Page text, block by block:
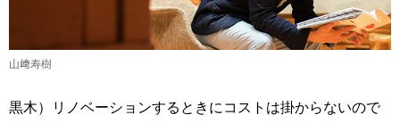
山﨑寿樹
黒木）リノベーションするときにコストは掛からないので